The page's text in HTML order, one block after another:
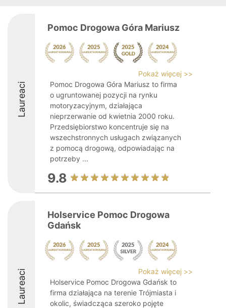
Laureaci
Pomoc Drogowa Góra Mariusz
Pokaż więcej >>
Pomoc Drogowa Góra Mariusz to firma
o ugruntowanej pozycji na rynku
motoryzacyjnym, działająca
nieprzerwanie od kwietnia 2000 roku.
Przedsiębiorstwo koncentruje się na
wszechstronnych usługach związanych
z pomocą drogową, odpowiadając na
potrzeby ...
9.8
Laureaci
Holservice Pomoc Drogowa
Gdańsk
Pokaż więcej >>
Holservice Pomoc Drogowa Gdańsk to
firma działająca na terenie Trójmiasta i
okolic, świadcząca szeroko pojęte